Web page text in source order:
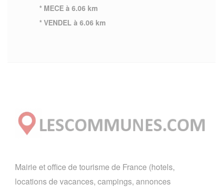
* MECE à 6.06 km
* VENDEL à 6.06 km
Mairie et office de tourisme de France (hotels,
locations de vacances, campings, annonces